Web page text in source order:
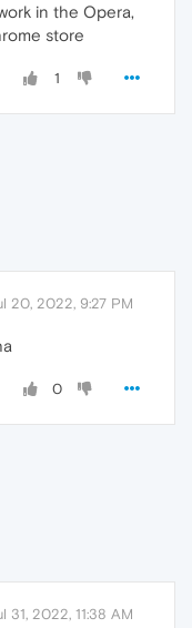
in the Opera,
store
1
20, 2022, 9:27 PM
0
31, 2022, 11:38 AM